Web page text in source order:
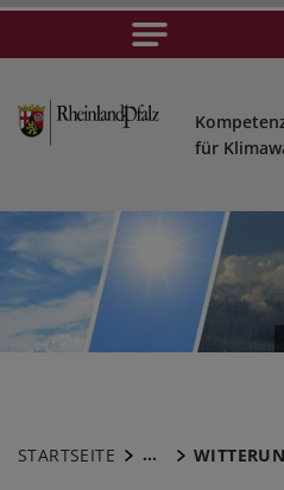
für
STARTSEITE ...